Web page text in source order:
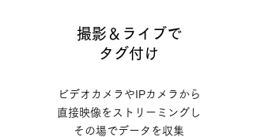
撮影＆ライブで
タグ付け
ビデオカメラやIPカメラから
直接映像を ストリーミングし
その場でデータを収集